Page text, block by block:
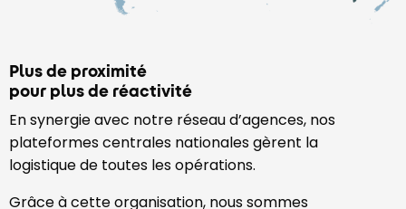
Plus de proximité
pour plus de réactivité
En synergie avec notre réseau d’agences, nos
plateformes centrales nationales gèrent la
logistique de toutes les opérations.
Grâce à cette organisation, nous sommes